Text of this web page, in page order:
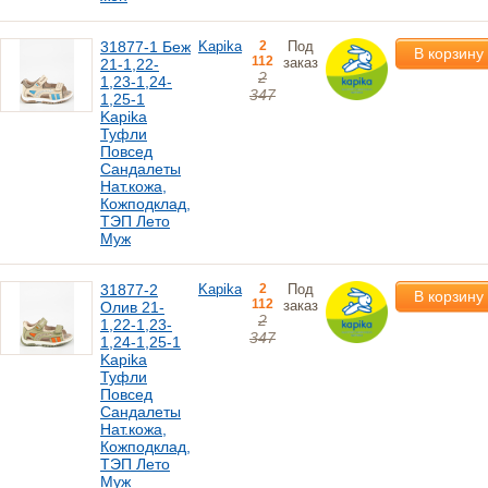
31877-1 Беж
21-1,22-
1,23-1,24-
1,25-1
Kapika
Туфли
Повсед
Сандалеты
Нат.кожа,
Кожподклад,
ТЭП Лето
Муж
Kapika
2
112
2
347
Под
заказ
В корзину
31877-2
Олив 21-
1,22-1,23-
1,24-1,25-1
Kapika
Туфли
Повсед
Сандалеты
Нат.кожа,
Кожподклад,
ТЭП Лето
Муж
Kapika
2
112
2
347
Под
заказ
В корзину